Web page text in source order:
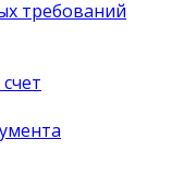
требований